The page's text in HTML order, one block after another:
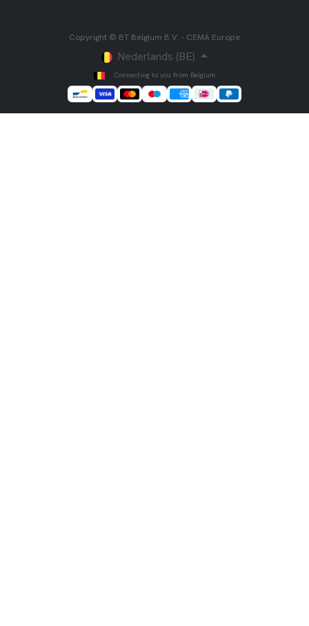
Copyright © BT Belgium B.V. - CEMA Europe
Nederlands (BE)
Connecting to you from Belgium